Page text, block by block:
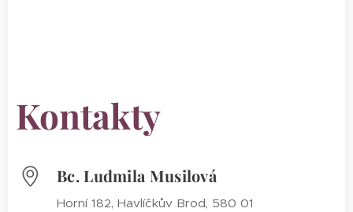
Kontakty
Bc. Ludmila Musilová
Horní 182, Havlíčkův Brod, 580 01